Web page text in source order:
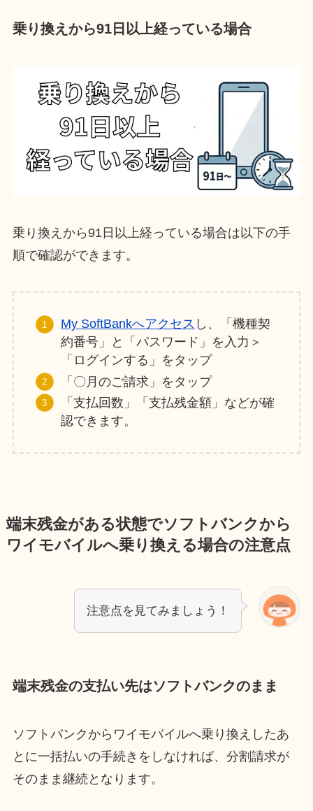
乗り換えから91日以上経っている場合
乗り換えから91日以上経っている場合は以下の手
順で確認ができます。
My SoftBankへアクセス し、「機種契
約番号」と「パスワード」を入力＞
「ログインする」をタップ
「〇月のご請求」をタップ
「支払回数」「支払残金額」などが確
認できます。
端末残金がある状態でソフトバンクから
ワイモバイルへ乗り換える場合の注意点
注意点を見てみましょう！
端末残金の支払い先はソフトバンクのまま
ソフトバンクからワイモバイルへ乗り換えしたあ
とに一括払いの手続きをしなければ、分割請求が
そのまま継続となります。